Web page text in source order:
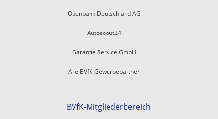
Openbank Deutschland AG
Autoscout24
Garantie Service GmbH
Alle BVfK-Gewerbepartner
BVfK-Mitgliederbereich